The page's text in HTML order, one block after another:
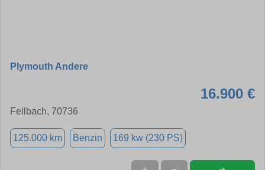
Plymouth Andere
16.900 €
Fellbach, 70736
125.000 km Benzin 169 kw (230 PS)